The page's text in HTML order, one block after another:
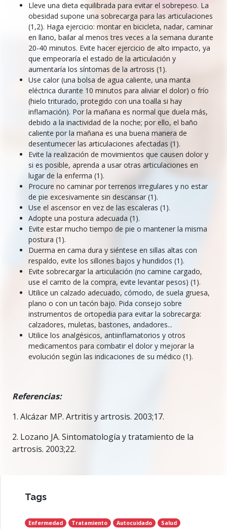
Lleve una dieta equilibrada para evitar el sobrepeso. La
obesidad supone una sobrecarga para las articulaciones
(1,2). Haga ejercicio: montar en bicicleta, nadar, caminar
en llano, bailar al menos tres veces a la semana durante
20-40 minutos. Evite hacer ejercicio de alto impacto, ya
que empeoraría el estado de la articulación y
aumentaría los síntomas de la artrosis (1).
Use calor (una bolsa de agua caliente, una manta
eléctrica durante 10 minutos para aliviar el dolor) o frío
(hielo triturado, protegido con una toalla si hay
inflamación). Por la mañana es normal que duela más,
debido a la inactividad de la noche; por ello, el baño
caliente por la mañana es una buena manera de
desentumecer las articulaciones afectadas (1).
Evite la realización de movimientos que causen dolor y
si es posible, aprenda a usar otras articulaciones en
lugar de la enferma (1).
Procure no caminar por terrenos irregulares y no estar
de pie excesivamente sin descansar (1).
Use el ascensor en vez de las escaleras (1).
Adopte una postura adecuada (1).
Evite estar mucho tiempo de pie o mantener la misma
postura (1).
Duerma en cama dura y siéntese en sillas altas con
respaldo, evite los sillones bajos y hundidos (1).
Evite sobrecargar la articulación (no camine cargado,
use el carrito de la compra, evite levantar pesos) (1).
Utilice un calzado adecuado, cómodo, de suela gruesa,
plano o con un tacón bajo. Pida consejo sobre
instrumentos de ortopedia para evitar la sobrecarga:
calzadores, muletas, bastones, andadores...
Utilice los analgésicos, antiinflamatorios y otros
medicamentos para combatir el dolor y mejorar la
evolución según las indicaciones de su médico (1).
Referencias:
1. Alcázar MP. Artritis y artrosis. 2003;17.
2. Lozano JA. Sintomatología y tratamiento de la
artrosis. 2003;22.
Tags
Enfermedad Tratamiento Autocuidado Salud